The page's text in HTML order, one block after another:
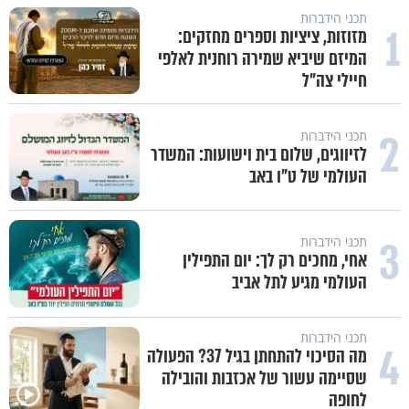
1 תכני הידברות
מזוזות, ציציות וספרים מחזקים:
המיזם שיביא שמירה רוחנית לאלפי
חיילי צה"ל
2 תכני הידברות
לזיווגים, שלום בית וישועות: המשדר
העולמי של ט"ו באב
3 תכני הידברות
אחי, מחכים רק לך: יום התפילין
העולמי מגיע לתל אביב
4 תכני הידברות
מה הסיכוי להתחתן בגיל 37? הפעולה
שסיימה עשור של אכזבות והובילה
לחופה